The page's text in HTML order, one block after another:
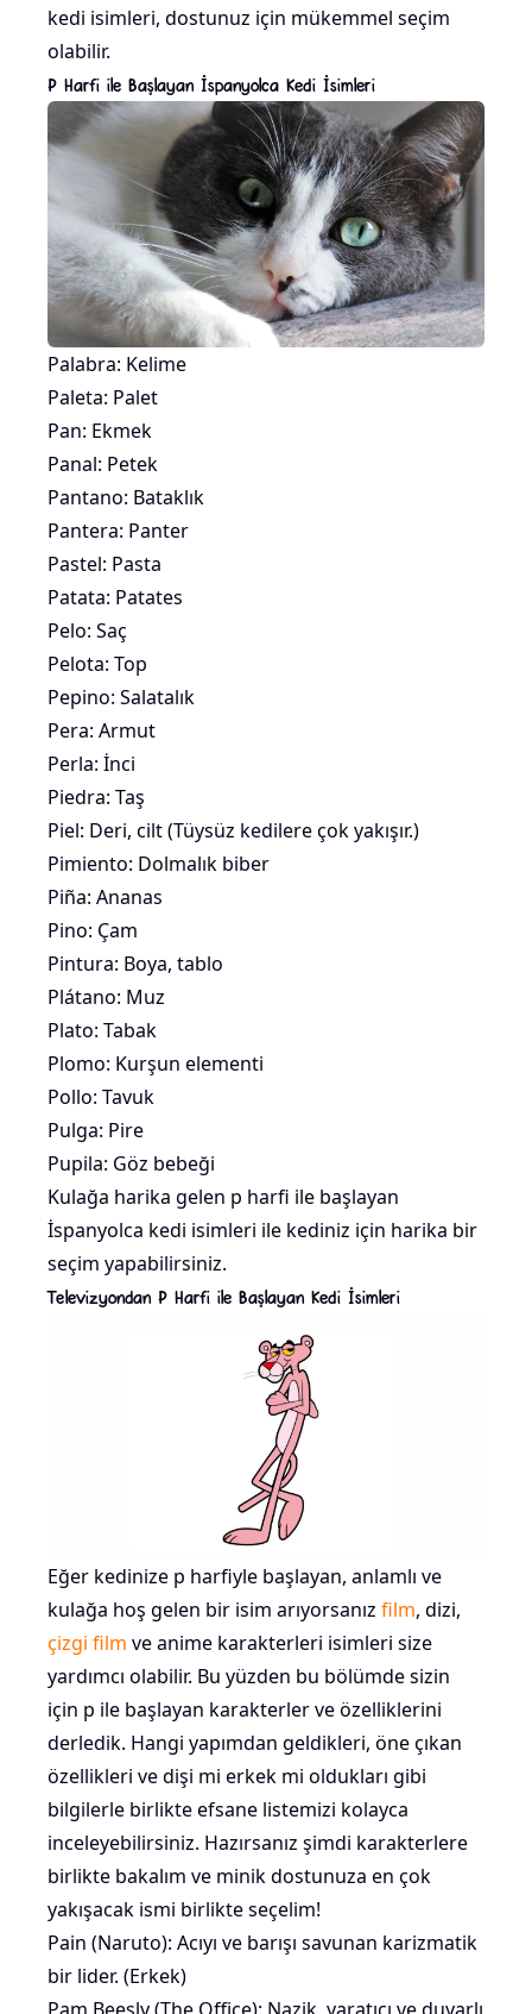
kedi isimleri, dostunuz için mükemmel seçim
olabilir.
P Harfi ile Başlayan İspanyolca Kedi İsimleri
Palabra: Kelime
Paleta: Palet
Pan: Ekmek
Panal: Petek
Pantano: Bataklık
Pantera: Panter
Pastel: Pasta
Patata: Patates
Pelo: Saç
Pelota: Top
Pepino: Salatalık
Pera: Armut
Perla: İnci
Piedra: Taş
Piel: Deri, cilt (Tüysüz kedilereçok yakışır.)
Pimiento: Dolmalık biber
Piña: Ananas
Pino: Çam
Pintura: Boya, tablo
Plátano: Muz
Plato: Tabak
Plomo: Kurşun elementi
Pollo: Tavuk
Pulga: Pire
Pupila: Göz bebeği
Kulağa harika gelen p harfi ile başlayan
İspanyolca kedi isimleri ile kediniz için harika bir
seçim yapabilirsiniz.
Televizyondan P Harfi ile Başlayan Kedi İsimleri
Eğer kedinize p harfiyle başlayan, anlamlı ve
kulağa hoş gelen bir isim arıyorsanız film, dizi,
çizgi film ve anime karakterleri isimleri size
yardımcı olabilir. Bu yüzden bu bölümde sizin
için p ile başlayan karakterler ve özelliklerini
derledik. Hangi yapımdan geldikleri, öne çıkan
özellikleri ve dişi mi erkek mi oldukları gibi
bilgilerle birlikte efsane listemizi kolayca
inceleyebilirsiniz. Hazırsanız şimdi karakterlere
birlikte bakalım ve minik dostunuza en çok
yakışacak ismi birlikte seçelim!
Pain (Naruto): Acıyı ve barışı savunan karizmatik
bir lider. (Erkek)